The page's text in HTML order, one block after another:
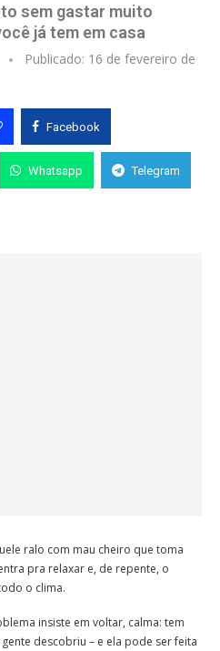
sem gastar muito
já tem em casa
Publicado: 16 de fevereiro de
Facebook
Whatsapp Telegram
ralo com mau cheiro que toma
pra relaxar e, de repente, o
o clima.
insiste em voltar, calma: tem
descobriu – e ela pode ser feita